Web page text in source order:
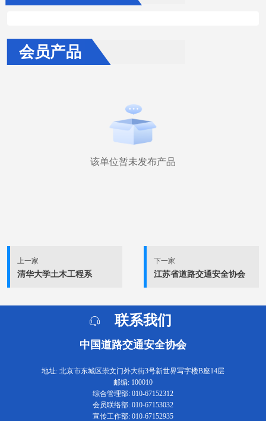
会员产品
该单位暂未发布产品
上一家
清华大学土木工程系
下一家
江苏省道路交通安全协会
联系我们
中国道路交通安全协会
地址: 北京市东城区崇文门外大街3号新世界写字楼B座14层
邮编: 100010
综合管理部: 010-67152312
会员联络部: 010-67153032
宣传工作部: 010-67152935